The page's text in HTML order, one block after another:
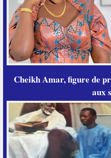
Cheikh Amar, figure de
aux